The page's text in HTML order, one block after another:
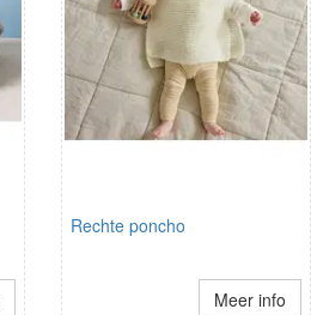
Rechte poncho
Meer info